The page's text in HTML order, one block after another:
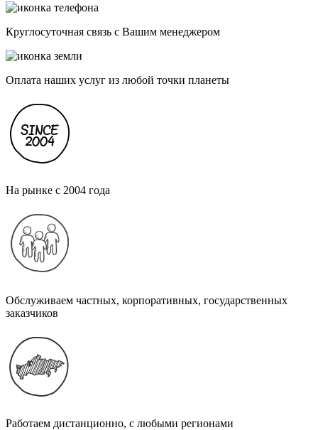
Круглосуточная связь с Вашим менеджером
Оплата наших услуг из любой точки планеты
На рынке с 2004 года
Обслуживаем частных, корпоративных, государственных
заказчиков
Работаем дистанционно, с любыми регионами